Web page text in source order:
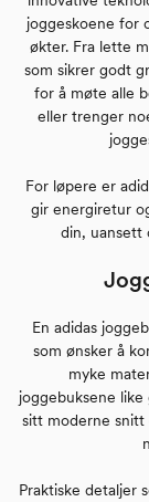
joggeskoene for
økter. Fra lette
som sikrer godt
for å møte alle
eller trenger
For løpere er
gir energiretur
din, uansett
En adidas
som ønsker å
myke
joggebuksene
sitt moderne snitt
Praktiske detaljer